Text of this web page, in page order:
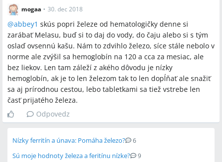
mogaa • 30. dec 2018
@abbey1 skús popri železe od hematologičky denne si
zarábať Melasu, buď si to daj do vody, do čaju alebo si s tým
oslaď ovsennú kašu. Nám to zdvihlo železo, síce stále nebolo v
norme ale zvýšil sa hemoglobín na 120 a cca za mesiac, ale
bez liekov. Len tam záleží z akého dôvodu je nízky
hemoglobín, ak je to len železom tak to len dopĺňať ale snažiť
sa aj prírodnou cestou, lebo tabletkami sa tiež vstrebe len
časť prijatého železa.
Odpovedz
Nízky ferritín a únava: Pomáha železo? 6
Sú moje hodnoty železa a feritínu nízke?
9